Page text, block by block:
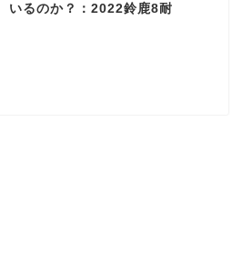
いるのか？：2022鈴鹿8耐